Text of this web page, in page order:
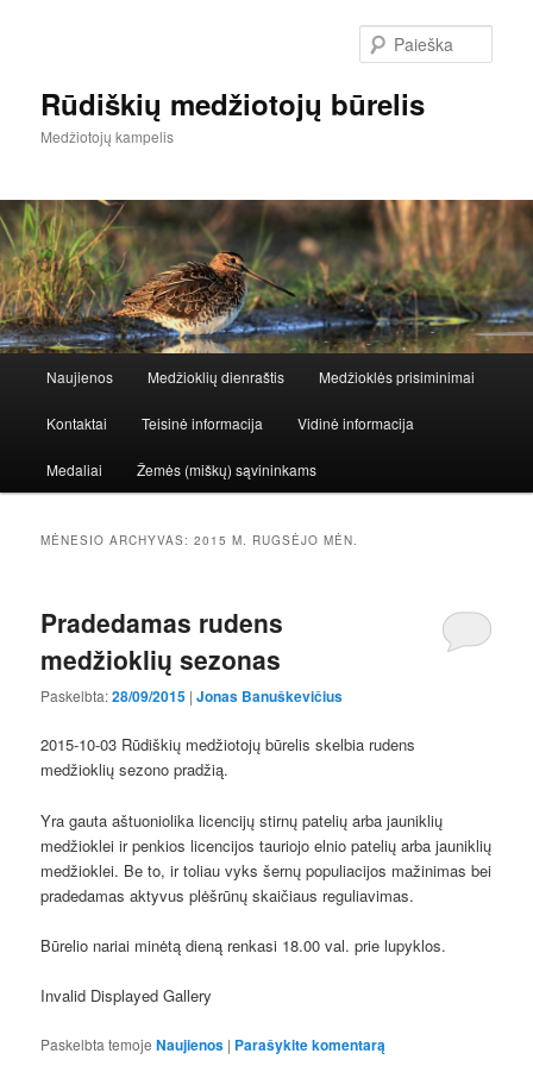
Rūdiškių medžiotojų būrelis
Medžiotojų kampelis
Eiti
į
pagrindinį
turinį
Eiti
prie
antrinio
turinio
Naujienos Medžioklių dienraštis Medžioklės prisiminimai
Kontaktai Teisinė informacija Vidinė informacija
Medaliai Žemės (miškų) sąvininkams
MĖNESIO ARCHYVAS:2015 M. RUGSĖJO MĖN.
Pradedamas rudens
medžioklių sezonas
Paskelbta:28/09/2015 |Jonas Banuškevičius
2015-10-03 Rūdiškių medžiotojų būrelis skelbia rudens
medžioklių sezono pradžią.
Yra gauta aštuoniolika licencijų stirnų patelių arba jauniklių
medžioklei ir penkios licencijos tauriojo elnio patelių arba jauniklių
medžioklei. Be to, ir toliau vyks šernų populiacijos mažinimas bei
pradedamas aktyvus plėšrūnų skaičiaus reguliavimas.
Būrelio nariai minėtą dieną renkasi 18.00 val. prie lupyklos.
Invalid Displayed Gallery
Buy IIA IIA-CFSA Real Exam
Paskelbta temoje Naujienos | Parašykite komentarą